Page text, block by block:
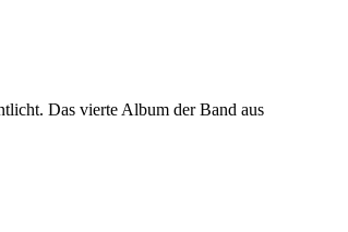
Das vierte Album der Band aus